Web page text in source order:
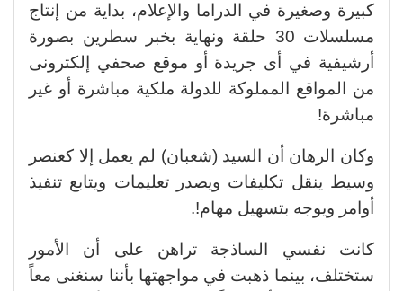
كبيرة وصغيرة في الدراما والإعلام، بداية من إنتاج
مسلسلات 30 حلقة ونهاية بخبر سطرين بصورة
أرشيفية في أى جريدة أو موقع صحفي إلكترونى
من المواقع المملوكة للدولة ملكية مباشرة أو غير
مباشرة!
وكان الرهان أن السيد (شعبان) لم يعمل إلا كعنصر
وسيط ينقل تكليفات ويصدر تعليمات ويتابع تنفيذ
أوامر ويوجه بتسهيل مهام!.
كانت نفسي الساذجة تراهن على أن الأمور
ستختلف، بينما ذهبت في مواجهتها بأننا سنغنى معاً